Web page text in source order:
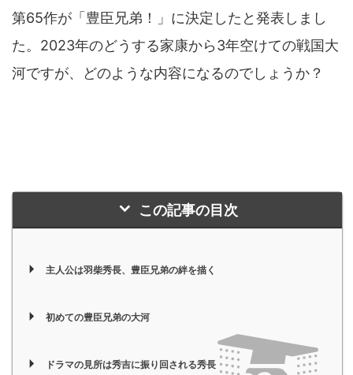
第65作が「豊臣兄弟！」に決定したと発表しまし
た。2023年のどうする家康から3年空けての戦国大
河ですが、どのような内容になるのでしょうか？
この記事の目次
主人公は羽柴秀長、豊臣兄弟の絆を描く
初めての豊臣兄弟の大河
ドラマの見所は秀吉に振り回される秀長